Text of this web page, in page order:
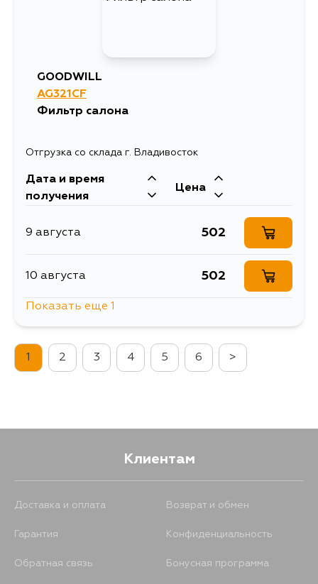
GOODWILL
AG321CF
Фильтр салона
Отгрузка со склада г. Владивосток
Дата и время
получения
Цена
9 августа 502
10 августа 502
Показать еще 1
1 2 3 4 5 6 >
Клиентам
Доставка и оплата Возврат и обмен
Гарантия Конфиденциальность
Обратная связь Бонусная программа